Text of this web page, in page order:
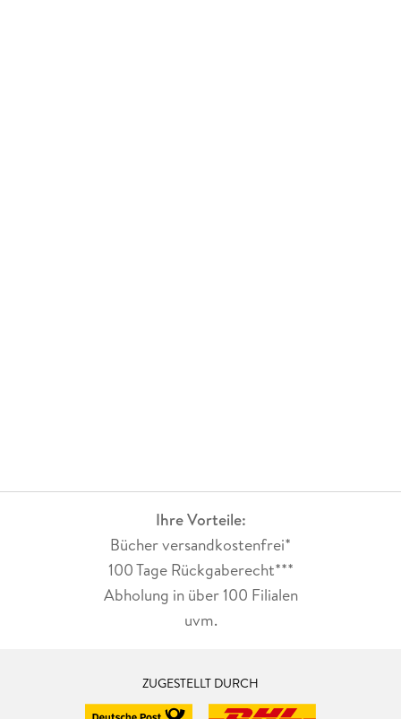
Ihre Vorteile:
Bücher versandkostenfrei*
100 Tage Rückgaberecht***
Abholung in über 100 Filialen
uvm.
ZUGESTELLT DURCH